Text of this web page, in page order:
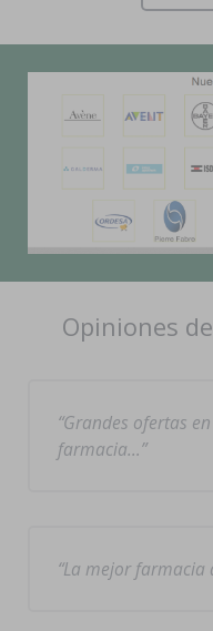
Opiniones
Grandes ofertas
farmacia…
La mejor farmacia